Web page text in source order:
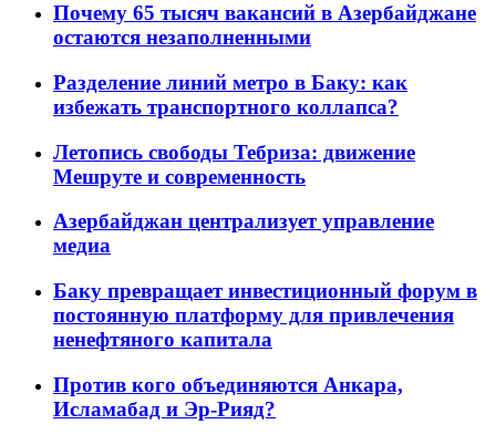
Почему 65 тысяч вакансий в Азербайджане
остаются незаполненными
Разделение линий метро в Баку: как
избежать транспортного коллапса?
Летопись свободы Тебриза: движение
Мешруте и современность
Азербайджан централизует управление
медиа
Баку превращает инвестиционный форум в
постоянную платформу для привлечения
ненефтяного капитала
Против кого объединяются Анкара,
Исламабад и Эр-Рияд?